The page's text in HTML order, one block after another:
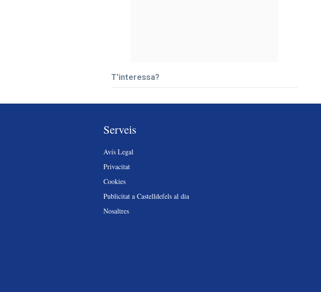
T’interessa?
Serveis
Avís Legal
Privacitat
Cookies
Publicitat a Castelldefels al dia
Nosaltres